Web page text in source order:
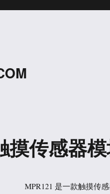
摸传感器
MPR121 是一款触摸传